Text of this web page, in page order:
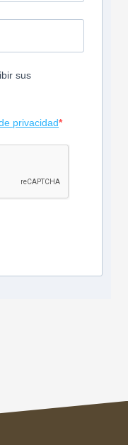
sus
privacidad